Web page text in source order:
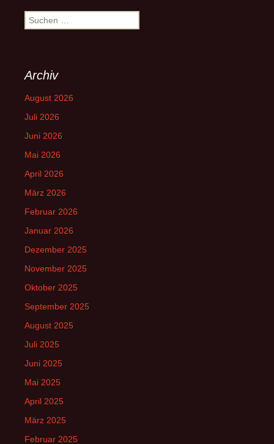
Suchen
nach:
Archiv
August 2026
Juli 2026
Juni 2026
Mai 2026
April 2026
März 2026
Februar 2026
Januar 2026
Dezember 2025
November 2025
Oktober 2025
September 2025
August 2025
Juli 2025
Juni 2025
Mai 2025
April 2025
März 2025
Februar 2025